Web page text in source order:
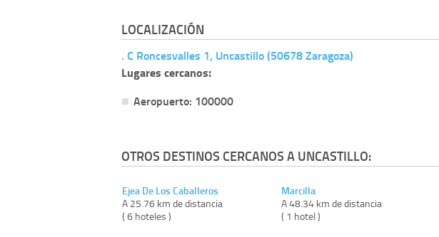
LOCALIZACIÓN
. C Roncesvalles 1, Uncastillo (50678 Zaragoza)
Lugares cercanos:
Aeropuerto: 100000
OTROS DESTINOS CERCANOS A UNCASTILLO:
Ejea De Los Caballeros
A 25.76 km de distancia
( 6 hoteles )
Marcilla
A 48.34 km de distancia
( 1 hotel )